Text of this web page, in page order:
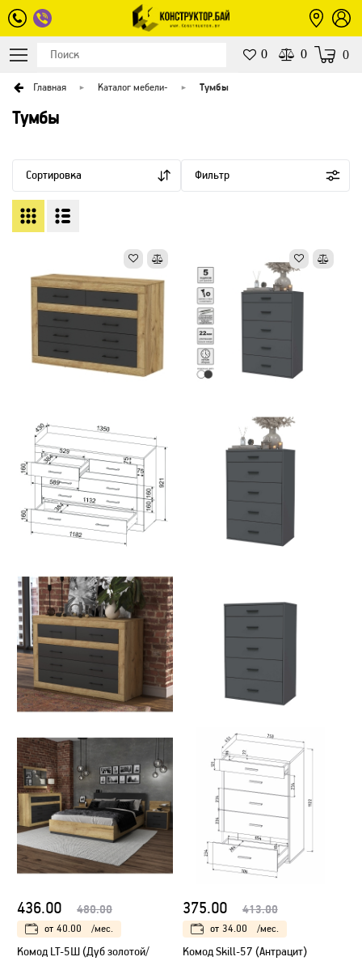
0 0 0
Главная Каталог мебели- Тумбы
Тумбы
Сортировка Фильтр
436.00 480.00
от 40.00 /мес.
Комод LT-5Ш (Дуб золотой/
375.00 413.00
от 34.00 /мес.
Комод Skill-57 (Антрацит)